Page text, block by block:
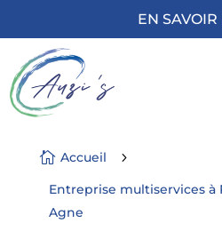
EN SAVOIR
 Accueil
5
Entreprise multiservices à
Agne